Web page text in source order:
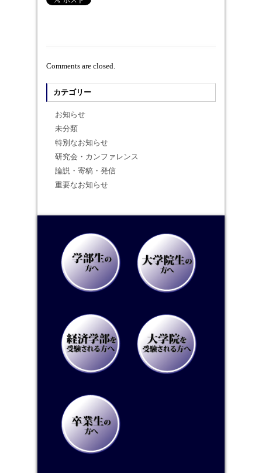
Comments are closed.
カテゴリー
お知らせ
未分類
特別なお知らせ
研究会・カンファレンス
論説・寄稿・発信
重要なお知らせ